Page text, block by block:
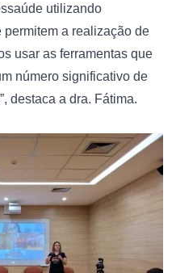
utilizando
a realização de
usar as ferramentas que
número significativo de
destaca a dra. Fátima.